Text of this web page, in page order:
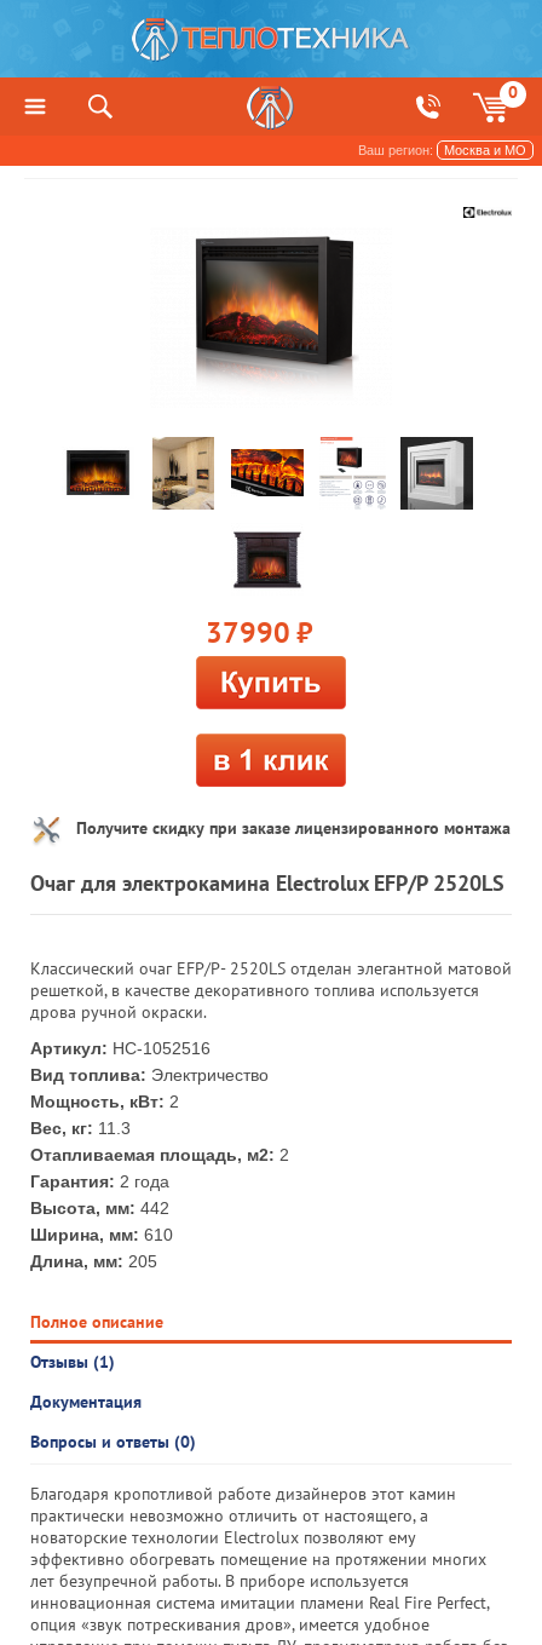
0
Ваш регион: Москва и МО
37990 руб.
Получите скидку при заказе лицензированного монтажа
Очаг для электрокамина Electrolux EFP/P 2520LS
Классический очаг EFP/P- 2520LS отделан элегантной матовой
решеткой, в качестве декоративного топлива используется
дрова ручной окраски.
Артикул: НС-1052516
Вид топлива: Электричество
Мощность, кВт: 2
Вес, кг: 11.3
Отапливаемая площадь, м2: 2
Гарантия: 2 года
Высота, мм: 442
Ширина, мм: 610
Длина, мм: 205
Полное описание
Отзывы (1)
Документация
Вопросы и ответы (0)
Благодаря кропотливой работе дизайнеров этот камин
практически невозможно отличить от настоящего, а
новаторские технологии Electrolux позволяют ему
эффективно обогревать помещение на протяжении многих
лет безупречной работы. В приборе используется
инновационная система имитации пламени Real Fire Perfect,
опция «звук потрескивания дров», имеется удобное